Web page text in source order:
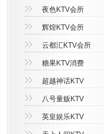
夜色KTV会所
辉煌KTV会所
云都汇KTV会所
糖果KTV消费
超越神话KTV
八号量贩KTV
英皇娱乐KTV